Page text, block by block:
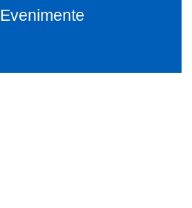
Evenimente